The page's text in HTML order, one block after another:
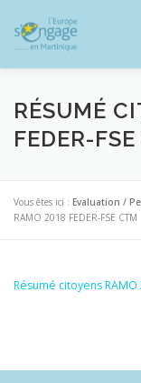
contenu
RÉSUMÉ
FEDER-
Vous êtes ici : Evaluation /
RAMO 2018 FEDER-FSE CTM
Résumé citoyens RAMO